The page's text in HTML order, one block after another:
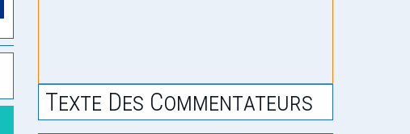
Texte Des Commentateurs